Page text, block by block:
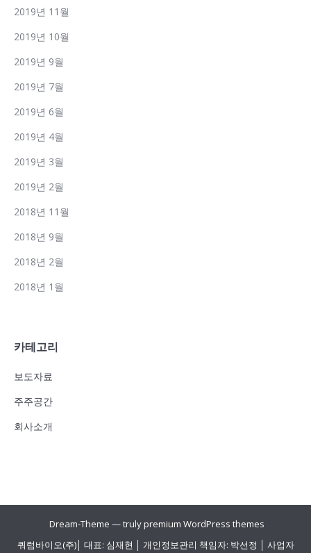
2019년 11월
2019년 10월
2019년 9월
2019년 7월
2019년 6월
2019년 4월
2019년 3월
2019년 2월
2018년 11월
2018년 9월
2018년 2월
2018년 1월
카테고리
보도자료
주주공간
회사소개
Dream-Theme — trulypremium WordPress themes
쿼럼바이오(주)│ 대표: 심재현 │ 개인정보관리 책임자: 박선정 │ 사업자